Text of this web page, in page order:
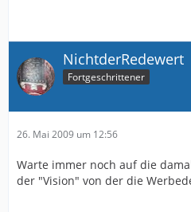
NichtderRedewert
Fortgeschrittener
26. Mai 2009 um 12:56
Warte immer noch auf die
der "Vision" von der die